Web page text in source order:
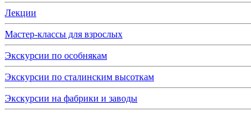
Лекции
Мастер-классы для взрослых
Экскурсии по особнякам
Экскурсии по сталинским высоткам
Экскурсии на фабрики и заводы